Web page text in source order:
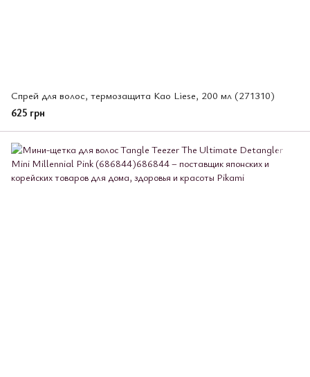
Спрей для волос, термозащита Kao Liese, 200 мл (271310)
625 грн